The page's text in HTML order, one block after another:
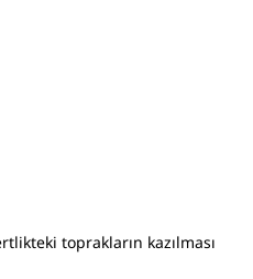
toprakların kazılması